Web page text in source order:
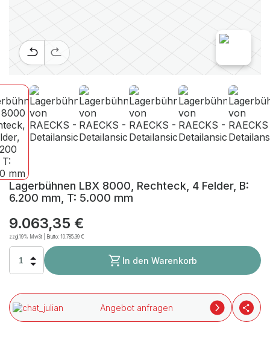
Lagerbühnen LBX 8000, Rechteck, 4 Felder, B:
6.200 mm, T: 5.000 mm
9.063,35 €
zzgl.19% MwSt | Brutto:10.785,39 €
In den Warenkorb
Angebot anfragen